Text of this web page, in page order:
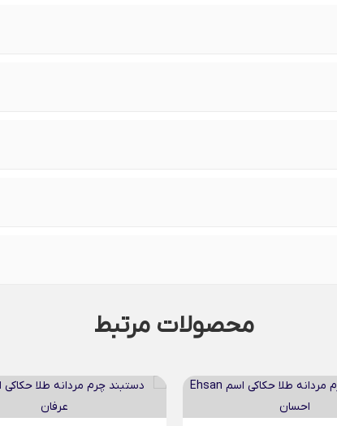
محصولات مرتبط